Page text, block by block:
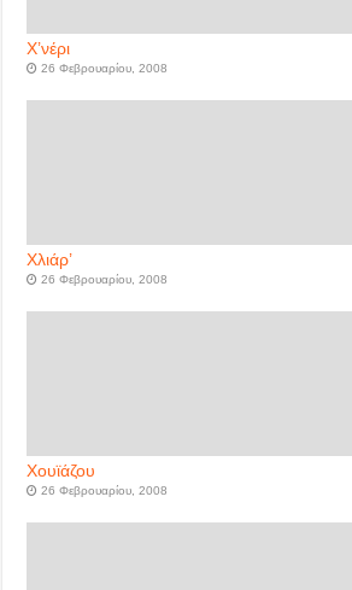
Χ’νέρι
26 Φεβρουαρίου, 2008
Χλιάρ’
26 Φεβρουαρίου, 2008
Χουϊάζου
26 Φεβρουαρίου, 2008